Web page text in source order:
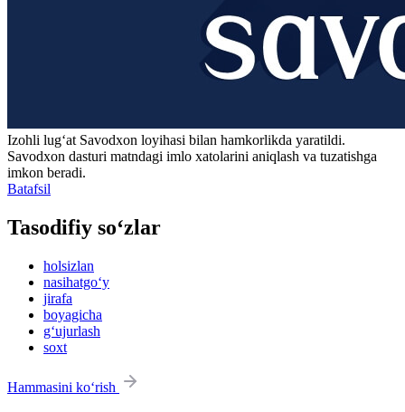
Izohli lugʻat Savodxon loyihasi bilan hamkorlikda yaratildi.
Savodxon dasturi matndagi imlo xatolarini aniqlash va tuzatishga
imkon beradi.
Batafsil
Tasodifiy so‘zlar
holsizlan
nasihatgo‘y
jirafa
boyagicha
g‘ujurlash
soxt
Hammasini ko‘rish